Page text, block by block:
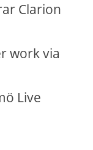
Clarion
work via
Live